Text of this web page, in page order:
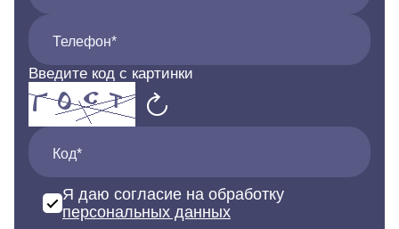
Телефон*
Введите код с картинки
Код*
Я даю согласие на обработку
персональных данных